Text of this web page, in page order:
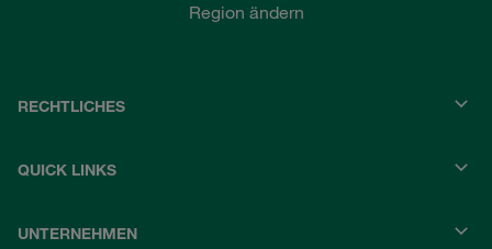
Region ändern
RECHTLICHES
QUICK LINKS
UNTERNEHMEN